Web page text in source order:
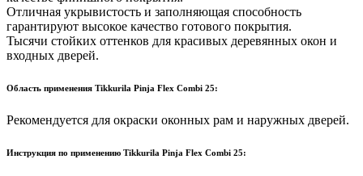
Отличная укрывистость и заполняющая способность
гарантируют высокое качество готового покрытия.
Тысячи стойких оттенков для красивых деревянных окон и
входных дверей.
Область применения Tikkurila Pinja Flex Combi 25:
Рекомендуется для окраски оконных рам и наружных дверей.
Инструкция по применению Tikkurila Pinja Flex Combi 25: